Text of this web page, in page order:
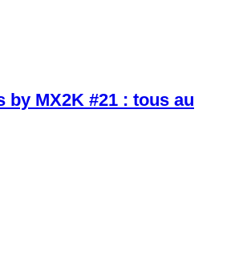
by MX2K #21 : tous au